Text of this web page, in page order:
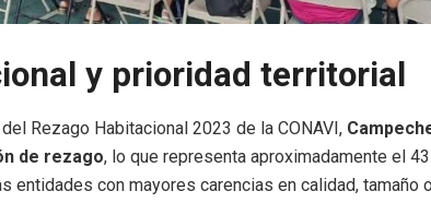
y prioridad territorial
Rezago Habitacional 2023 de la CONAVI,
de rezago, lo que representa aproximadamente el
entidades con mayores carencias en calidad, tamaño